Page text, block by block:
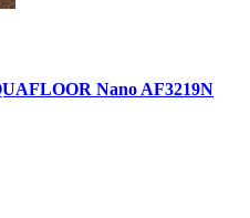
Nano AF3219N